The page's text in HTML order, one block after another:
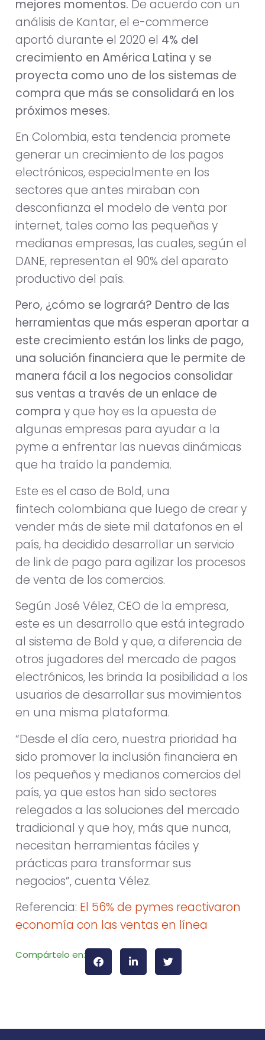
mejores momentos. De acuerdo con un
análisis de Kantar, el e-commerce
aportó durante el 2020 el 4% del
crecimiento en América Latina y se
proyecta como uno de los sistemas de
compra que más se consolidará en los
próximos meses.
En Colombia, esta tendencia promete
generar un crecimiento de los pagos
electrónicos, especialmente en los
sectores que antes miraban con
desconfianza el modelo de venta por
internet, tales como las pequeñas y
medianas empresas, las cuales, según el
DANE, representan el 90% del aparato
productivo del país.
Pero, ¿cómo se logrará? Dentro de las
herramientas que más esperan aportar a
este crecimiento están los links de pago,
una solución financiera que le permite de
manera fácil a los negocios consolidar
sus ventas a través de un enlace de
compra y que hoy es la apuesta de
algunas empresas para ayudar a la
pyme a enfrentar las nuevas dinámicas
que ha traído la pandemia.
Este es el caso de Bold, una
fintech colombiana que luego de crear y
vender más de siete mil datafonos en el
país, ha decidido desarrollar un servicio
de link de pago para agilizar los procesos
de venta de los comercios.
Según José Vélez, CEO de la empresa,
este es un desarrollo que está integrado
al sistema de Bold y que, a diferencia de
otros jugadores del mercado de pagos
electrónicos, les brinda la posibilidad a los
usuarios de desarrollar sus movimientos
en una misma plataforma.
“Desde el día cero, nuestra prioridad ha
sido promover la inclusión financiera en
los pequeños y medianos comercios del
país, ya que estos han sido sectores
relegados a las soluciones del mercado
tradicional y que hoy, más que nunca,
necesitan herramientas fáciles y
prácticas para transformar sus
negocios”, cuenta Vélez.
Referencia: El 56% de pymes reactivaron
economía con las ventas en línea
Compártelo en: